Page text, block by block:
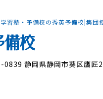
習塾・予備校の秀英予備校|集団
0839 静岡県静岡市葵区鷹匠